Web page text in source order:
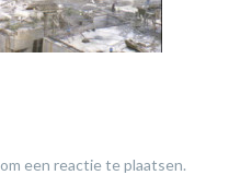
om een reactie te plaatsen.